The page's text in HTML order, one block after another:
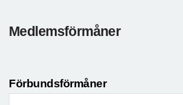
Medlemsförmåner
Förbundsförmåner